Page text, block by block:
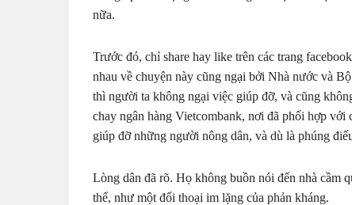
nữa.
Trước đó, chỉ share hay like trên các trang
nhau về chuyện này cũng ngại bởi Nhà nước và
thì người ta không ngại việc giúp đỡ, và cũng
chay ngân hàng Vietcombank, nơi đã phối hợp
giúp đỡ những người nông dân, và dù là phúng
Lòng dân đã rõ. Họ không buồn nói đến nhà cầm
thể, như một đối thoại im lặng của phản kháng.